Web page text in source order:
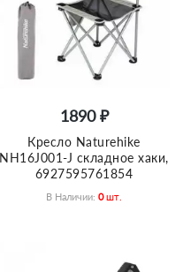
1890 ₽
Кресло Naturehike
NH16J001-J складное хаки,
6927595761854
В Наличии: 0 Шт.